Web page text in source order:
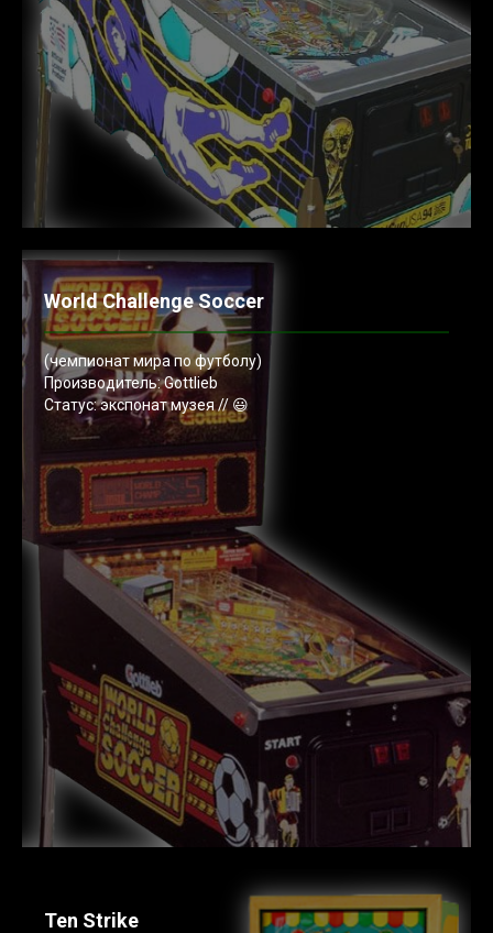
World Challenge Soccer
(чемпионат мира по футболу)
Производитель: Gottlieb
Статус: экспонат музея // 😃
Ten Strike